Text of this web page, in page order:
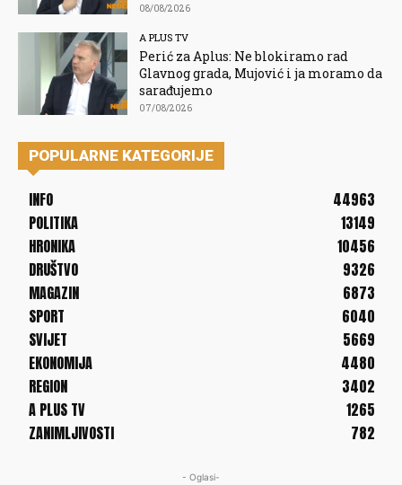
08/08/2026
A PLUS TV
Perić za Aplus: Ne blokiramo rad
Glavnog grada, Mujović i ja moramo da
sarađujemo
07/08/2026
POPULARNE KATEGORIJE
INFO
44963
POLITIKA
13149
HRONIKA
10456
DRUŠTVO
9326
MAGAZIN
6873
SPORT
6040
SVIJET
5669
EKONOMIJA
4480
REGION
3402
A PLUS TV
1265
ZANIMLJIVOSTI
782
- Oglasi-